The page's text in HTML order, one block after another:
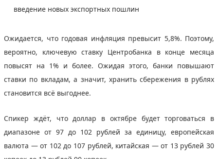
введение новых экспортных пошлин
Ожидается, что годовая инфляция превысит 5,8%. Поэтому,
вероятно, ключевую ставку Центробанка в конце месяца
повысят на 1% и более. Ожидая этого, банки повышают
ставки по вкладам, а значит, хранить сбережения в рублях
становится всё выгоднее.
Спикер ждёт, что доллар в октябре будет торговаться в
диапазоне от 97 до 102 рублей за единицу, европейская
валюта — от 102 до 107 рублей, китайская — от 13 рублей 30